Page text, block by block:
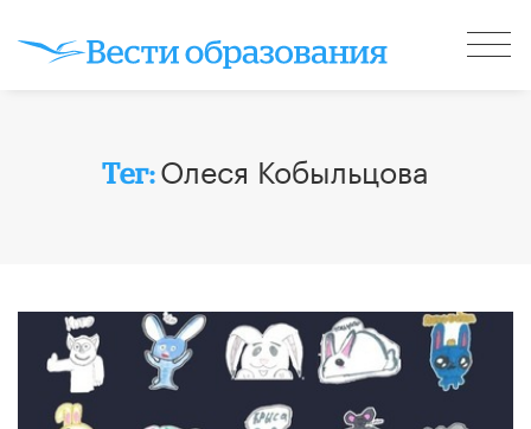
Тег:Олеся Кобыльцова